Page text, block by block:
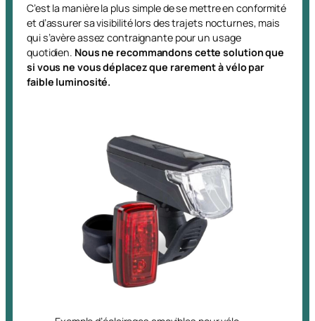
C’est la manière la plus simple de se mettre en conformité
et d’assurer sa visibilité lors des trajets nocturnes, mais
qui s’avère assez contraignante pour un usage
quotidien. Nous ne recommandons cette solution que
si vous ne vous déplacez que rarement à vélo par
faible luminosité.